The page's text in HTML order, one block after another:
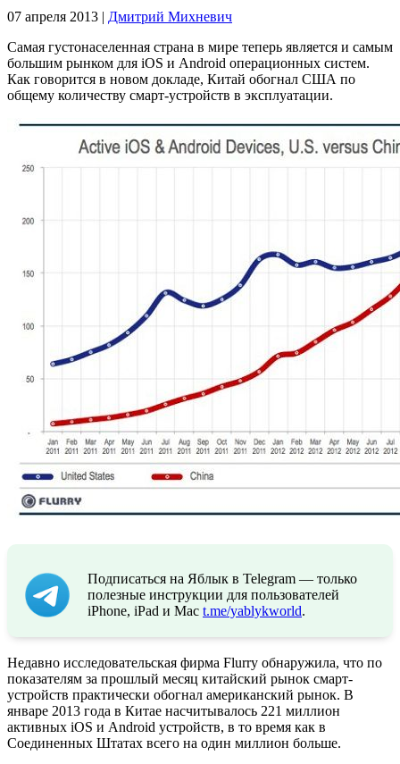
07 апреля 2013 | Дмитрий Михневич
Самая густонаселенная страна в мире теперь является и самым
большим рынком для iOS и Android операционных систем.
Как говорится в новом докладе, Китай обогнал США по
общему количеству смарт-устройств в эксплуатации.
Подписаться на Яблык в Telegram — только
полезные инструкции для пользователей
iPhone, iPad и Mac t.me/yablykworld.
Недавно исследовательская фирма Flurry обнаружила, что по
показателям за прошлый месяц китайский рынок смарт-
устройств практически обогнал американский рынок. В
январе 2013 года в Китае насчитывалось 221 миллион
активных iOS и Android устройств, в то время как в
Соединенных Штатах всего на один миллион больше.